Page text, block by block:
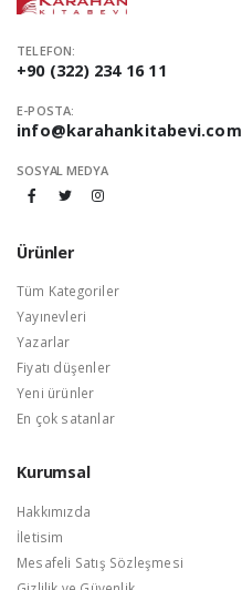
TELEFON:
+90 (322) 234 16 11
E-POSTA:
info@karahankitabevi.com
SOSYAL MEDYA
Ürünler
Tüm Kategoriler
Yayınevleri
Yazarlar
Fiyatı düşenler
Yeni ürünler
En çok satanlar
Kurumsal
Hakkımızda
İletisim
Mesafeli Satış Sözleşmesi